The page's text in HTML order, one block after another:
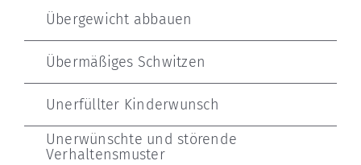
Übergewicht abbauen
Übermäßiges Schwitzen
Unerfüllter Kinderwunsch
Unerwünschte und störende
Verhaltensmuster